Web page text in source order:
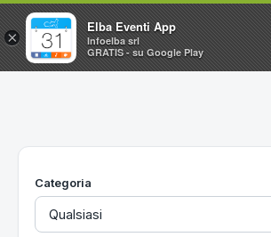
Home
Utilità
Categoria
×
Elba Eventi App
Infoelba srl
GRATIS - su Google Play